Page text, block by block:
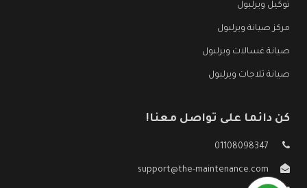
توكيل ويرلبول
مركز صيانة ويرلبول
صيانة غسالات ويرلبول
صيانة ثلاجات ويرلبول
كن دائما على تواصل معنا!
01108098347
support@the-maintenance.com